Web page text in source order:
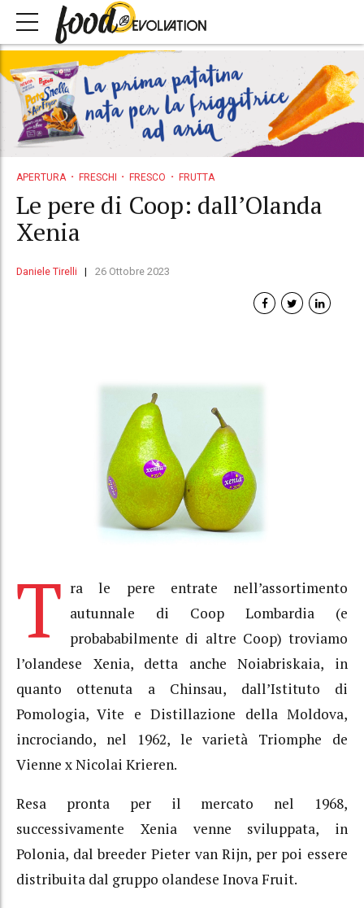
APERTURA FRESCHI FRESCO FRUTTA
Le pere di Coop: dall’Olanda
Xenia
Daniele Tirelli 26 Ottobre 2023
T ra le pere entrate nell’assortimento
autunnale di Coop Lombardia (e
probababilmente di altre Coop) troviamo
l’olandese Xenia, detta anche Noiabriskaia, in
quanto ottenuta a Chinsau, dall’Istituto di
Pomologia, Vite e Distillazione della Moldova,
incrociando, nel 1962, le varietà Triomphe de
Vienne x Nicolai Krieren.
Resa pronta per il mercato nel 1968,
successivamente Xenia venne sviluppata, in
Polonia, dal breeder Pieter van Rijn, per poi essere
distribuita dal gruppo olandese Inova Fruit.